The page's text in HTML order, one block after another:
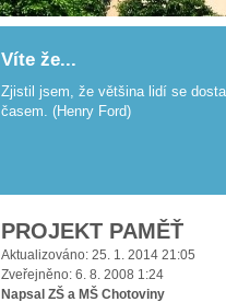
Víte že...
Zjistil jsem, že většina lidí se
časem. (Henry Ford)
PROJEKT PAMĚŤ
Aktualizováno: 25. 1. 2014 21:05
Zveřejněno: 6. 8. 2008 1:24
Napsal ZŠ a MŠ Chotoviny